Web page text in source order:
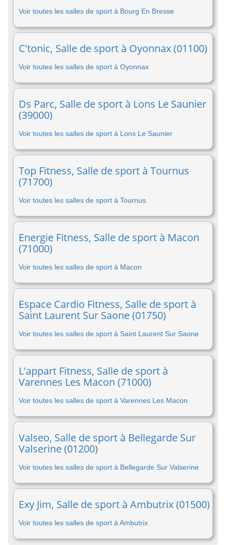
Voir toutes les salles de sport à Bourg En Bresse
C'tonic, Salle de sport à Oyonnax (01100)
Voir toutes les salles de sport à Oyonnax
Ds Parc, Salle de sport à Lons Le Saunier
(39000)
Voir toutes les salles de sport à Lons Le Saunier
Top Fitness, Salle de sport à Tournus
(71700)
Voir toutes les salles de sport à Tournus
Energie Fitness, Salle de sport à Macon
(71000)
Voir toutes les salles de sport à Macon
Espace Cardio Fitness, Salle de sport à
Saint Laurent Sur Saone (01750)
Voir toutes les salles de sport à Saint Laurent Sur Saone
L'appart Fitness, Salle de sport à
Varennes Les Macon (71000)
Voir toutes les salles de sport à Varennes Les Macon
Valseo, Salle de sport à Bellegarde Sur
Valserine (01200)
Voir toutes les salles de sport à Bellegarde Sur Valserine
Exy Jim, Salle de sport à Ambutrix (01500)
Voir toutes les salles de sport à Ambutrix